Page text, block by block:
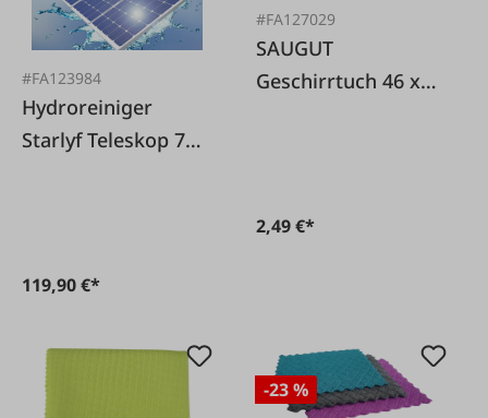
#FA123984
Hydroreiniger
Starlyf Teleskop 7
119,90 €*
#FA127029
SAUGUT
Geschirrtuch 46 x
2,49 €*
-23 %